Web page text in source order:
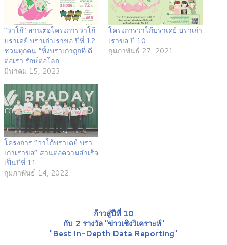
“วาโก้” สานต่อโครงการวาโก้
บราเดย์ บราเก่าเราขอ ปีที่ 12
ชวนทุกคน “ทิ้งบราเก่าถูกที่ ดี
ต่อเรา รักษ์ต่อโลก
มีนาคม 15, 2023
โครงการวาโก้บราเดย์ บราเก่า
เราขอ ปี 10
กุมภาพันธ์ 27, 2021
โครงการ “วาโก้บราเดย์ บรา
เก่าเราขอ” สานต่อความสำเร็จ
เป็นปีที่ 11
กุมภาพันธ์ 14, 2022
ก้าวสู่ปีที่ 10
กับ 2 รางวัล "ข่าวเชิงวิเคราะห์"
"Best In-Depth Data Reporting"